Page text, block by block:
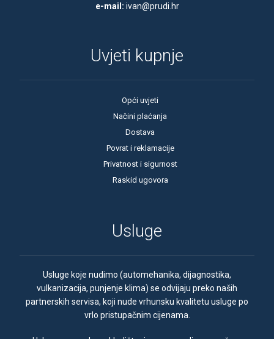
e-mail: ivan@prudi.hr
Uvjeti kupnje
Opći uvjeti
Načini plaćanja
Dostava
Povrat i reklamacije
Privatnost i sigurnost
Raskid ugovora
Usluge
Usluge koje nudimo (automehanika, dijagnostika,
vulkanizacija, punjenje klima) se odvijaju preko naših
partnerskih servisa, koji nude vrhunsku kvalitetu usluge po
vrlo pristupačnim cijenama.